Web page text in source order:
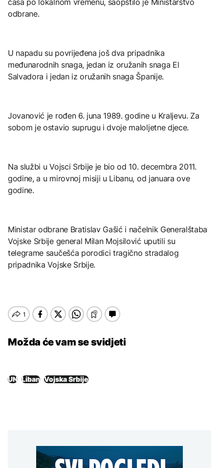
odbrane.
U napadu su povrijeđena još dva pripadnika
međunarodnih snaga, jedan iz oružanih snaga El
Salvadora i jedan iz oružanih snaga Španije.
Jovanović je rođen 6. juna 1989. godine u Kraljevu. Za
sobom je ostavio suprugu i dvoje maloljetne djece.
Na službi u Vojsci Srbije je bio od 10. decembra 2011.
godine, a u mirovnoj misiji u Libanu, od januara ove
godine.
Ministar odbrane Bratislav Gašić i načelnik Generalštaba
Vojske Srbije general Milan Mojsilović uputili su
telegrame saučešća porodici tragično stradalog
pripadnika Vojske Srbije.
Možda će vam se svidjeti
UN Liban Vojska Srbije